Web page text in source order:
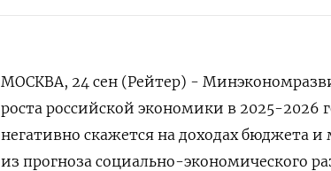
МОСКВА, 24 сен (Рейтер) -
роста российской экономики в 2025-2026
негативно скажется на доходах бюджета
из прогноза социально-экономического